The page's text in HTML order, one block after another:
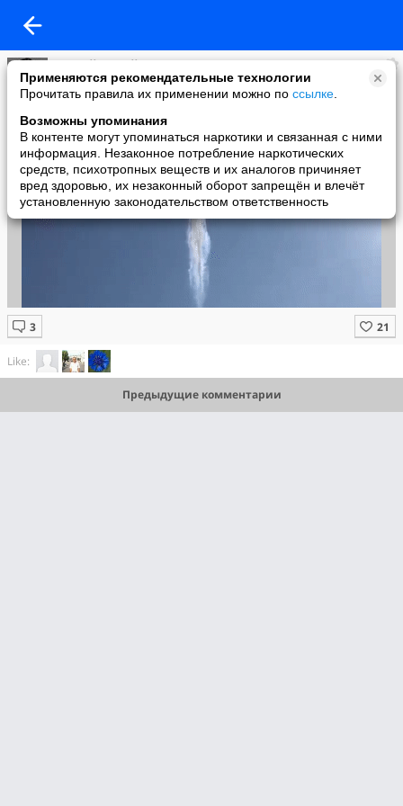
Применяются рекомендательные технологии
Прочитать правила их применении можно по ссылке
Возможны упоминания
В контенте могут упоминаться наркотики и связанная с ними
информация. Незаконное потребление наркотических
средств, психотропных веществ и их аналогов причиняет
вред здоровью, их незаконный оборот запрещён и влечёт
установленную законодательством ответственность
Андрей Михайлович
added a photo
21 Apr в 16:24
Like:
Предыдущие комментарии